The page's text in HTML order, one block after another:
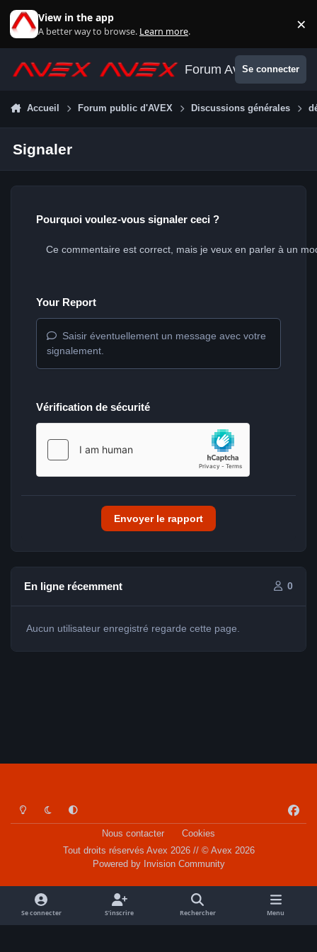
View in the app
A better way to browse. Learn more. ×
Forum AvexSe connecter
Accueil Forum public d'AVEX Discussions générales
Signaler
Pourquoi voulez-vous signaler ceci ?
Your Report
Saisir éventuellement un message avec votre
signalement.
Vérification de sécurité
Envoyer le rapport
En ligne récemment 0
Aucun utilisateur enregistré regarde cette page.
Light ModeDark ModeSystem Preference
a
o
k
Nous contacter
Cookies
Tout droits réservés Avex 2026 // © Avex 2026
Powered by Invision Community
Se connecter S’inscrire Rechercher Menu